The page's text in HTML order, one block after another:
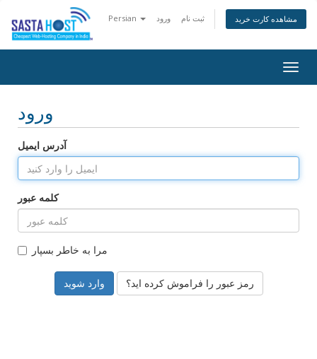
Persian ورود ثبت نام مشاهده کارت خرید
ورود
آدرس ایمیل
کلمه عبور
مرا به خاطر بسپار
رمز عبور را فراموش کرده اید؟